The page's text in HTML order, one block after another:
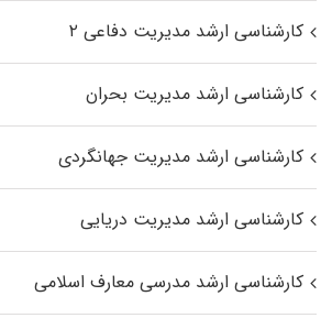
کارشناسی ارشد مدیریت دفاعی ۲
کارشناسی ارشد مدیریت بحران
کارشناسی ارشد مدیریت جهانگردی
کارشناسی ارشد مدیریت دریایی
کارشناسی ارشد مدرسی معارف اسلامی